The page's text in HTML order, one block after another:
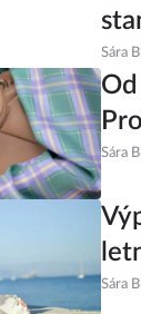
Sára
Sára
Sára